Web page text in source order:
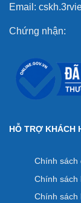
Email:
Chứng nhận:
HỖ TRỢ KHÁCH
Chính sách
Chính sách
Chính sách